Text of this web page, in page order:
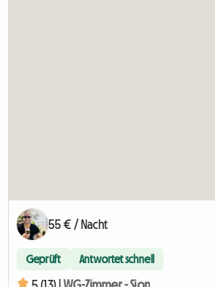
55 € / Nacht
Geprüft Antwortet schnell